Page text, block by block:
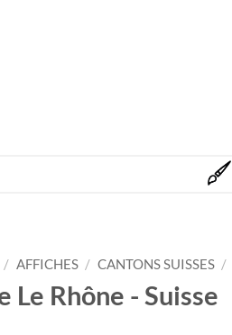
/ AFFICHES / CANTONS SUISSES /
Le Rhône - Suisse